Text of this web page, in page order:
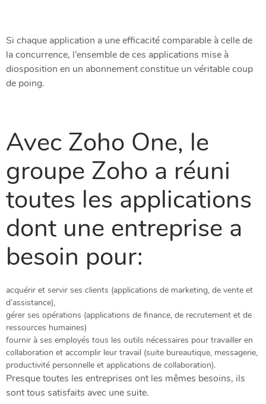
Si chaque application a une efficacité comparable à celle de
la concurrence, l’ensemble de ces applications mise à
diosposition en un abonnement constitue un véritable coup
de poing.
Avec Zoho One, le
groupe Zoho a réuni
toutes les applications
dont une entreprise a
besoin pour:
acquérir et servir ses clients (applications de marketing, de vente et
d’assistance),
gérer ses opérations (applications de finance, de recrutement et de
ressources humaines)
fournir à ses employés tous les outils nécessaires pour travailler en
collaboration et accomplir leur travail (suite bureautique, messagerie,
productivité personnelle et applications de collaboration).
Presque toutes les entreprises ont les mêmes besoins, ils
sont tous satisfaits avec une suite.